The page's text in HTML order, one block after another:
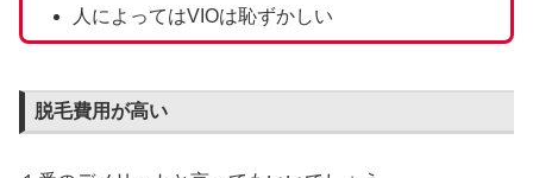
人によってはVIOは恥ずかしい
脱毛費用が高い